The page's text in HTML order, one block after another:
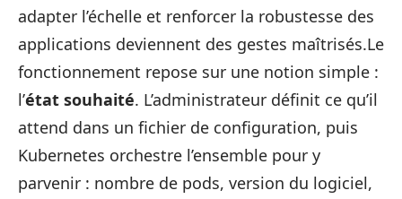
adapter l’échelle et renforcer la robustesse des
applications deviennent des gestes maîtrisés.Le
fonctionnement repose sur une notion simple :
l’état souhaité. L’administrateur définit ce qu’il
attend dans un fichier de configuration, puis
Kubernetes orchestre l’ensemble pour y
parvenir : nombre de pods, version du logiciel,